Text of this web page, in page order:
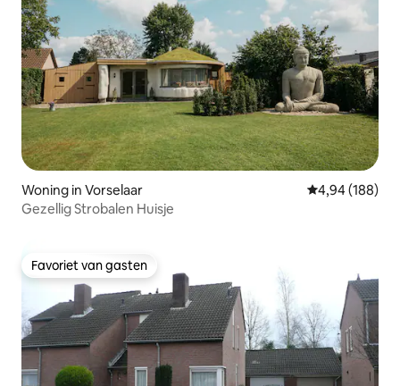
Woning in Vorselaar Gemiddelde
4,94 (188)
Gezellig Strobalen Huisje
Favoriet van gasten
Favoriet van gasten